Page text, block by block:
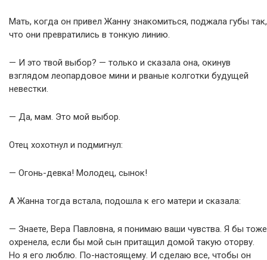
Мать, когда он привел Жанну знакомиться, поджала губы так,
что они превратились в тонкую линию.
— И это твой выбор? — только и сказала она, окинув
взглядом леопардовое мини и рваные колготки будущей
невестки.
— Да, мам. Это мой выбор.
Отец хохотнул и подмигнул:
— Огонь-девка! Молодец, сынок!
А Жанна тогда встала, подошла к его матери и сказала:
— Знаете, Вера Павловна, я понимаю ваши чувства. Я бы тоже
охренела, если бы мой сын притащил домой такую оторву.
Но я его люблю. По-настоящему. И сделаю все, чтобы он